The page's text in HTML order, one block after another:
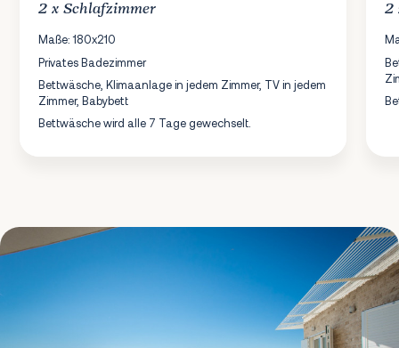
2 xSchlafzimmer
Maße: 180x210
Privates Badezimmer
Bettwäsche, Klimaanlage in jedem Zimmer, TV in jedem
Zimmer, Babybett
Bettwäsche wird alle 7 Tage gewechselt.
2